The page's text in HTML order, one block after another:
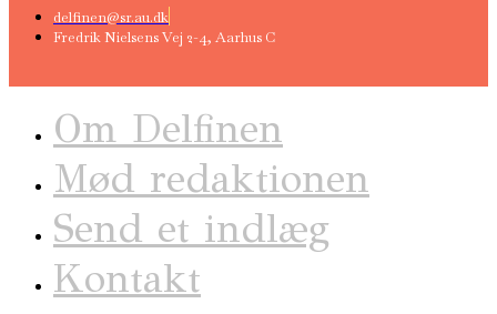
delfinen@sr.au.dk
Fredrik Nielsens Vej 2-4, Aarhus C
Om Delfinen
Mød redaktionen
Send et indlæg
Kontakt